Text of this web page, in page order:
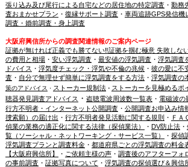
張り込み及び尾行による自宅などの居住地の特定調査・ 勤務
査おまかせプラン ・ 復縁サポート調査・ 車両追跡GPS発信機
調査・婚前調査・身上調査
大阪府興信所からの調査関連情報のご案内ページ
証拠が無ければ正義でも勝てない‼証拠を掴む極意 失敗しな
の費用と相場・ 安い浮気調査・ 最安値の浮気調査・ 浮気調査
ドバイス ・ 浮気度チェック・浮気や不倫の兆候・ 彼の愛に不
査・ 自分で無理せず簡単に浮気調査をする方法・ 浮気調査の
策のアドバイス ・ ストーカー規制法・ ストーカーを見極めるポ
聴器発見調査アドバイス ・ 盗聴電波周波数一覧表・ 電磁波の
行方不明者・インターネット公開調査・ 公開調査お申込み情
捜索願）の届け出 ・ 行方不明者発見活動に関する規則 ・ ＦＡ
偵業の業務の適正化に関する法律（探偵業法）
・ DV防止法・
覧（ソーシャル・ネットワーキング・サービス一覧）
・ 探偵
浮気調査プランと調査料金・ 都道府県ごとの浮気調査の料金
【大阪府興信所】
・ ご依頼主様の声・ 調査後のアフターフォ
の事前調査・ 証拠写真について ・ 浮気調査の探偵選び＆興信